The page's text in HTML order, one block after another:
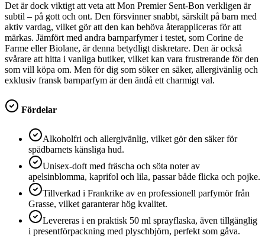
Det är dock viktigt att veta att Mon Premier Sent-Bon verkligen är
subtil – på gott och ont. Den försvinner snabbt, särskilt på barn med
aktiv vardag, vilket gör att den kan behöva återappliceras för att
märkas. Jämfört med andra barnparfymer i testet, som Corine de
Farme eller Biolane, är denna betydligt diskretare. Den är också
svårare att hitta i vanliga butiker, vilket kan vara frustrerande för den
som vill köpa om. Men för dig som söker en säker, allergivänlig och
exklusiv fransk barnparfym är den ändå ett charmigt val.
Fördelar
Alkoholfri och allergivänlig, vilket gör den säker för
spädbarnets känsliga hud.
Unisex-doft med fräscha och söta noter av
apelsinblomma, kaprifol och lila, passar både flicka och pojke.
Tillverkad i Frankrike av en professionell parfymör från
Grasse, vilket garanterar hög kvalitet.
Levereras i en praktisk 50 ml sprayflaska, även tillgänglig
i presentförpackning med plyschbjörn, perfekt som gåva.